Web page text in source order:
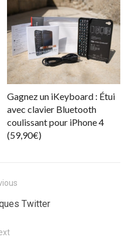
Gagnez un iKeyboard : Étui
avec clavier Bluetooth
coulissant pour iPhone 4
(59,90€)
Twitter